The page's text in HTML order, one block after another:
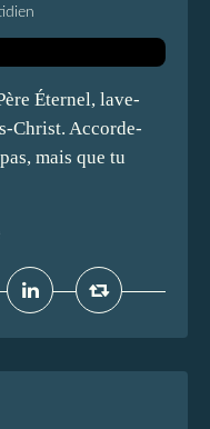
Éternel, lave-
Christ. Accorde-
mais que tu